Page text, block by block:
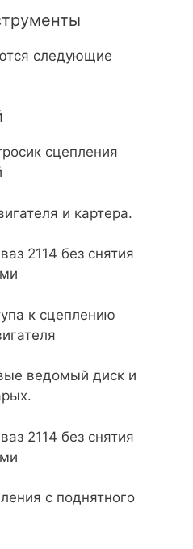
следующие
сцепления
и картера.
к сцеплению
ведомый диск и
с поднятного